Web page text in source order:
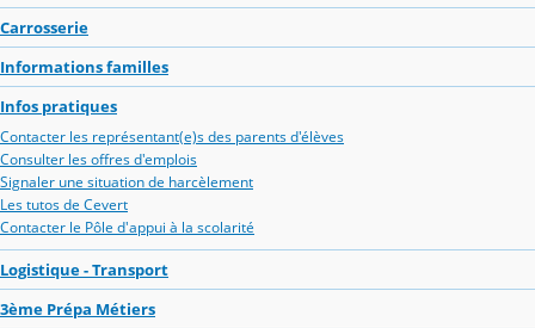
Carrosserie
Informations familles
Infos pratiques
Contacter les représentant(e)s des parents d'élèves
Consulter les offres d'emplois
Signaler une situation de harcèlement
Les tutos de Cevert
Contacter le Pôle d'appui à la scolarité
Logistique - Transport
3ème Prépa Métiers